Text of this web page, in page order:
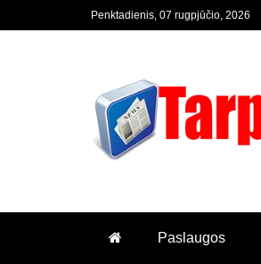
Penktadienis, 07 rugpjūčio, 2026
Paslaugos